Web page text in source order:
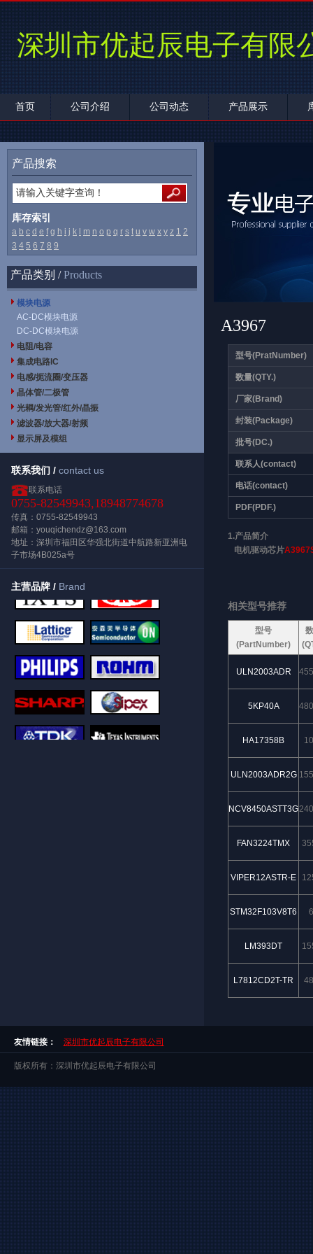
深圳市优起辰电子有限
首页 公司介绍 公司动态 产品展示
产品搜索
库存索引
a b c d e f g h i j k m n o p q r s t u v w x y z 1 2
3 4 5 6 7 8 9
产品类别 /Products
模块电源
AC-DC模块电源
DC-DC模块电源
电阻/电容
集成电路IC
电感/扼流圈/变压器
晶体管/二极管
光耦/发光管/红外/晶振
滤波器/放大器/射频
显示屏及模组
联系我们 / contact us
联系电话
0755-82549943,18948774678
传真：0755-82549943
邮箱：youqichendz@163.com
地址：深圳市福田区华强北街道中航路新亚洲电
子市场4B025a号
主营品牌 / Brand
A3967
型号(PratNumber)
数量(QTY.)
厂家(Brand)
封装(Package)
批号(DC.)
联系人(contact)
电话(contact)
PDF(PDF.)
1.产品简介
电机驱动芯片
相关型号推荐
型号
(PartNumber)
ULN2003ADR
5KP40A
HA17358B
ULN2003ADR2G
NCV8450ASTT3G
FAN3224TMX
VIPER12ASTR-E
STM32F103V8T6
LM393DT
L7812CD2T-TR
友情链接： 深圳市优起辰电子有限公司
版权所有：深圳市优起辰电子有限公司